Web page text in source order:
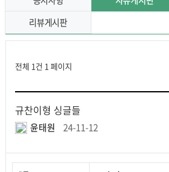
리뷰게시판
전체 1건 1 페이지
규찬이형 싱글들
윤태원 24-11-12